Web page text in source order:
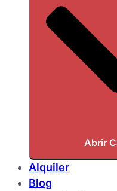
Abrir
Alquiler
Blog